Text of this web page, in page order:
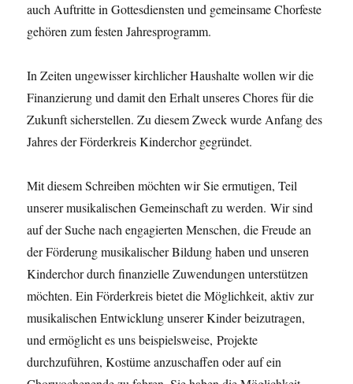
auch Auftritte in Gottesdiensten und gemeinsame Chorfeste
gehören zum festen Jahresprogramm.
In Zeiten ungewisser kirchlicher Haushalte wollen wir die
Finanzierung und damit den Erhalt unseres Chores für die
Zukunft sicherstellen. Zu diesem Zweck wurde Anfang des
Jahres der Förderkreis Kinderchor gegründet.
Mit diesem Schreiben möchten wir Sie ermutigen, Teil
unserer musikalischen Gemeinschaft zu werden. Wir sind
auf der Suche nach engagierten Menschen, die Freude an
der Förderung musikalischer Bildung haben und unseren
Kinderchor durch finanzielle Zuwendungen unterstützen
möchten. Ein Förderkreis bietet die Möglichkeit, aktiv zur
musikalischen Entwicklung unserer Kinder beizutragen,
und ermöglicht es uns beispielsweise, Projekte
durchzuführen, Kostüme anzuschaffen oder auf ein